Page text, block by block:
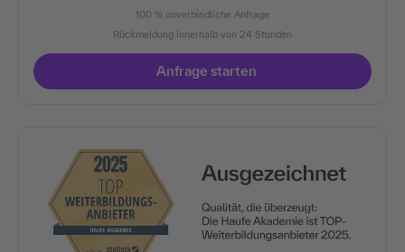
100 % unverbindliche Anfrage
Rückmeldung innerhalb von 24 Stunden
Anfrage starten